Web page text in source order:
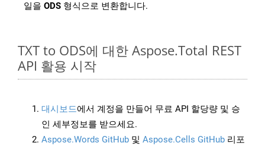
일을 ODS 형식으로 변환합니다.
TXT to ODS에 대한 Aspose.Total REST
API 활용 시작
대시보드에서 계정을 만들어 무료 API 할당량 및 승
인 세부정보를 받으세요.
Aspose.Words GitHub 및 Aspose.Cells GitHub 리포